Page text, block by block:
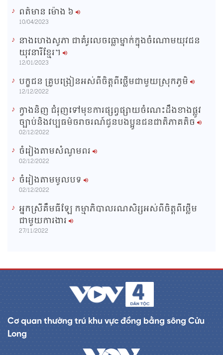
ពត៌មាន ម៉ោង​ ៦
10/04/2023
នាងហេងសូភា ជាគំរូលេចធ្លោម្នាក់ក្នុងចំណោមយុវជន
យុវនារីខ្មែរ។
12/01/2023
បក្ខជន គ្រូបង្រៀនអស់ពីចិត្តពីថ្លើមជាមួយស្រុកភូមិ
12/12/2022
ក្វាងនិញ ជំរុញទៅមុខការផ្សព្វផ្សាយចំណេះដឹងខាងផ្លូវ
ច្បាប់និងវប្បធម៌ចរាចរណ៍ជូនបងប្អូនជនជាតិភាគតិច
02/12/2022
ចំរៀងតាមសំណូមពរ
02/12/2022
ចំរៀងតាមមូលបទ
02/12/2022
អ្នកស្រីគឹមធីឡែ កម្មាភិបាលរណសិរ្សអស់ពីចិត្តពីថ្លើម
ជាមួយការងារ
27/11/2022
Cơ quan thường trú khu vực đồng bằng sông Cửu
Long